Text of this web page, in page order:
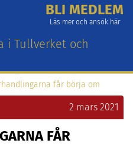
BLI MEDLEM
Läs mer och ansök här
i Tullverket och
får börja om
2 mars 2021